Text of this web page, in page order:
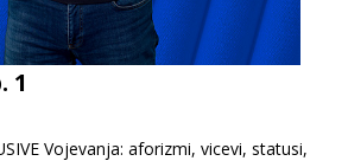
1
Vojevanja: aforizmi, vicevi, statusi,